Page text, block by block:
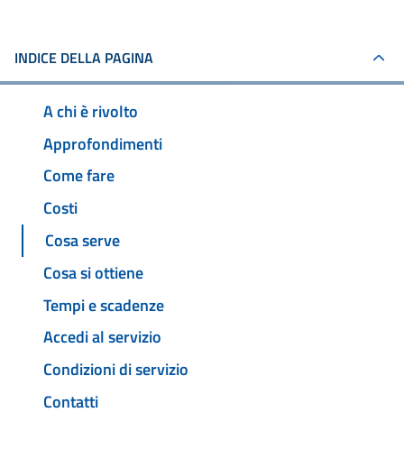
INDICE DELLA PAGINA
A chi è rivolto
Approfondimenti
Come fare
Costi
Cosa serve
Cosa si ottiene
Tempi e scadenze
Accedi al servizio
Condizioni di servizio
Contatti